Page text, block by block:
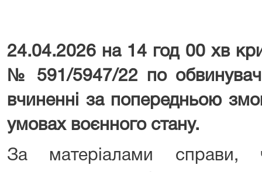
24.04.2026 на 14 год 00 хв
№ 591/5947/22 по
вчиненні за попередньою
умовах воєнного стану.
За матеріалами справи,